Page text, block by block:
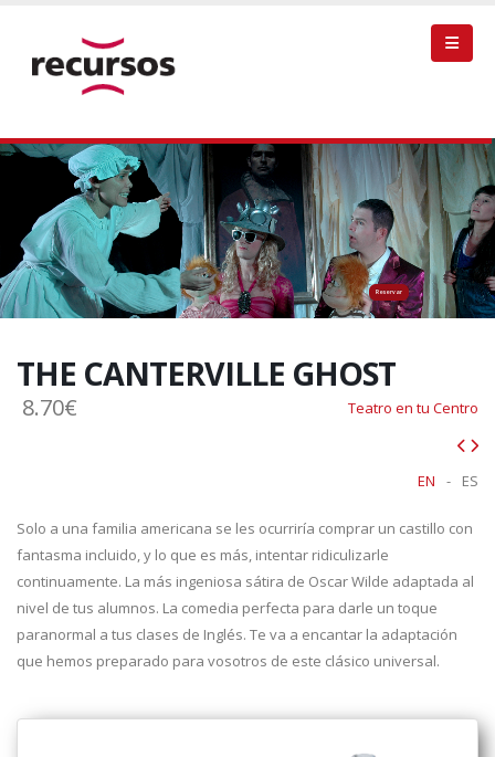
THE CANTERVILLE GHOST
8.70€ Teatro en tu Centro
ES
-
EN
Solo a una familia americana se les ocurriría comprar un castillo con
fantasma incluido, y lo que es más, intentar ridiculizarle
continuamente. La más ingeniosa sátira de Oscar Wilde adaptada al
nivel de tus alumnos. La comedia perfecta para darle un toque
paranormal a tus clases de Inglés. Te va a encantar la adaptación
que hemos preparado para vosotros de este clásico universal.